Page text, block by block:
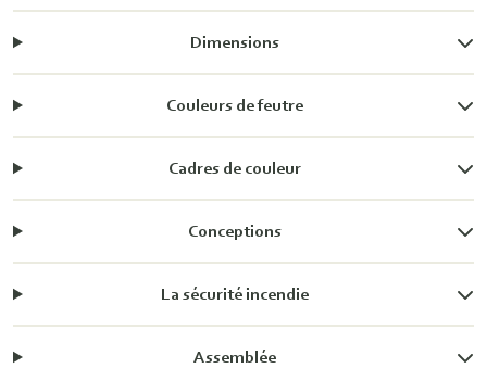
Dimensions
Couleurs de feutre
Cadres de couleur
Conceptions
La sécurité incendie
Assemblée